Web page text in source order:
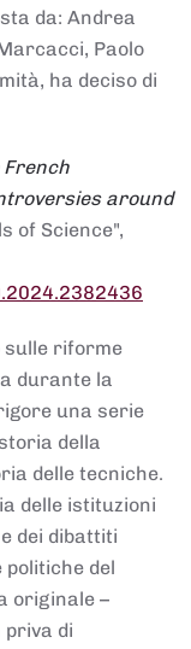
da: Andrea
Paolo
ha deciso di
around
of Science",
sulle riforme
durante la
una serie
della
delle tecniche.
delle istituzioni
dei dibattiti
del
originale –
priva di